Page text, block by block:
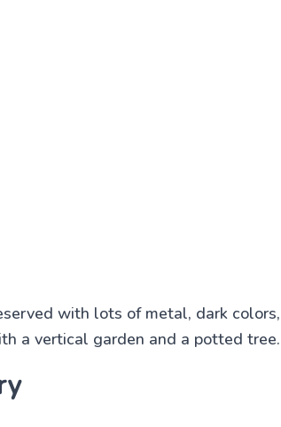
with lots of metal, dark colors,
a vertical garden and a potted tree.